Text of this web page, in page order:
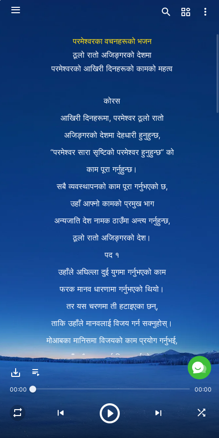
परमेश्‍वरका वचनहरूको भजन
ठूलो रातो अजिङ्गरको देशमा
परमेश्‍वरको आखिरी दिनहरूको कामको महत्व
कोरस
आखिरी दिनहरूमा, परमेश्‍वर ठूलो रातो
अजिङ्गरको देशमा देहधारी हुनुहुन्छ,
“परमेश्‍वर सारा सृष्टिको परमेश्‍वर हुनुहुन्छ” को
काम पूरा गर्नुहुन्छ।
सबै व्यवस्थापनको काम पूरा गर्नुभएको छ,
उहाँ आफ्नो कामको प्रमुख भाग
अन्यजाति देश नामक ठाउँमा अन्त्य गर्नुहुन्छ,
ठूलो रातो अजिङ्गरको देश।
पद १
उहाँले अघिल्ला दुई युगमा गर्नुभएको काम
फरक मानव धारणामा गर्नुभएको थियो।
तर यस चरणमा ती हटाइएका छन्,
ताकि उहाँले मानवलाई विजय गर्न सक्नुहोस्।
मोआबका मानिसमा विजयको काम प्रयोग गर्नुभई,
उहाँ सबै मानवलाई विजय गर्नुहुनेछ।
मूल्यवान पक्ष हो, यसको गहन महत्व छ।
पद २
अघिल्ला दुई चरण इस्राएलमा गरिएका थिए।
00:00 00:00